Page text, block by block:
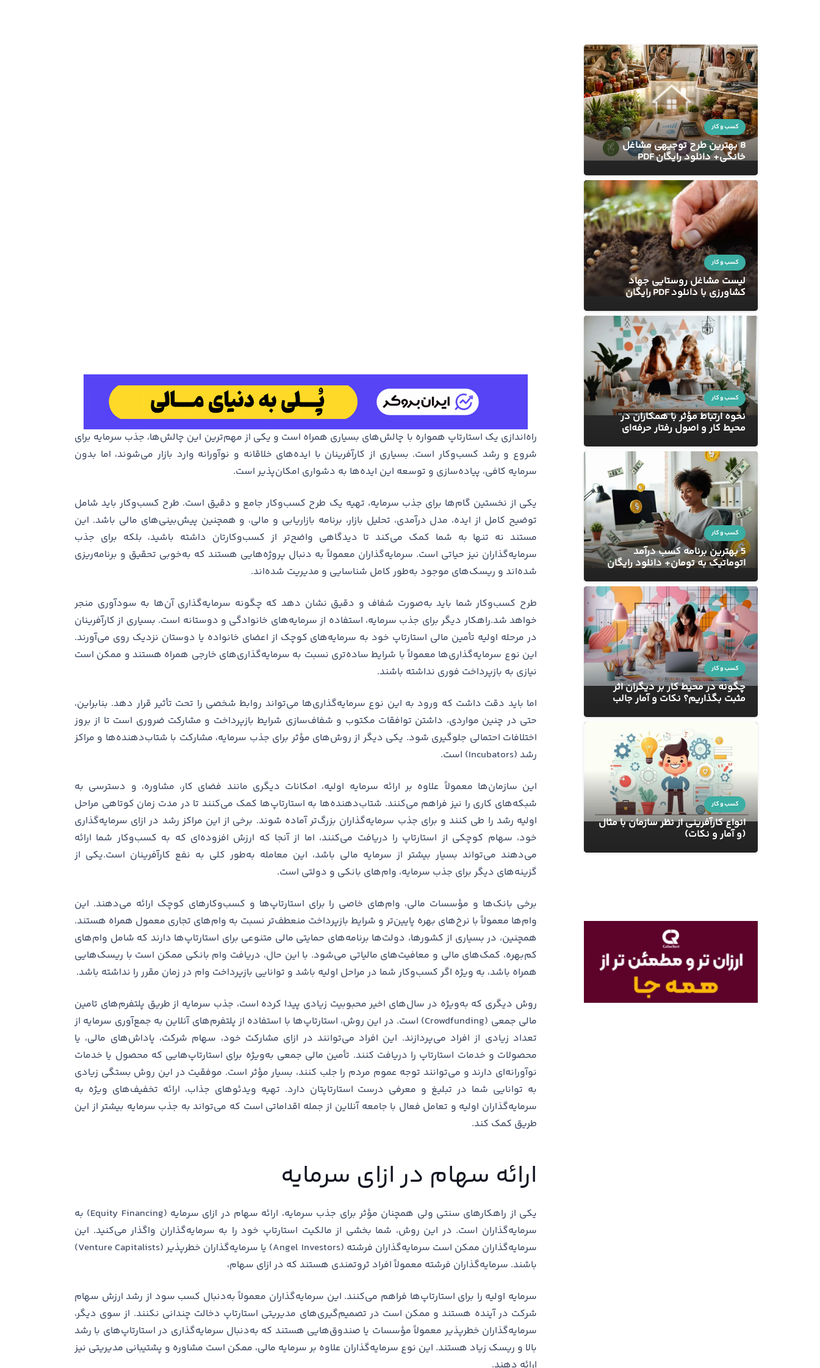
راه‌اندازی یک استارتاپ همواره با چالش‌های بسیاری همراه است و یکی از مهم‌ترین این چالش‌ها، جذب سرمایه برای
شروع و رشد کسب‌وکار است. بسیاری از کارآفرینان با ایده‌های خلاقانه و نوآورانه وارد بازار می‌شوند، اما بدون
سرمایه کافی، پیاده‌سازی و توسعه این ایده‌ها به دشواری امکان‌پذیر است.
یکی از نخستین گام‌ها برای جذب سرمایه، تهیه یک طرح کسب‌وکار جامع و دقیق است. طرح کسب‌وکار باید شامل
توضیح کامل از ایده، مدل درآمدی، تحلیل بازار، برنامه بازاریابی و مالی، و همچنین پیش‌بینی‌های مالی باشد. این
مستند نه تنها به شما کمک می‌کند تا دیدگاهی واضح‌تر از کسب‌وکارتان داشته باشید، بلکه برای جذب
سرمایه‌گذاران نیز حیاتی است. سرمایه‌گذاران معمولاً به دنبال پروژه‌هایی هستند که به‌خوبی تحقیق و برنامه‌ریزی
شده‌اند و ریسک‌های موجود به‌طور کامل شناسایی و مدیریت شده‌اند.
طرح کسب‌وکار شما باید به‌صورت شفاف و دقیق نشان دهد که چگونه سرمایه‌گذاری آن‌ها به سودآوری منجر
خواهد شد.راهکار دیگر برای جذب سرمایه، استفاده از سرمایه‌های خانوادگی و دوستانه است. بسیاری از کارآفرینان
در مرحله اولیه تأمین مالی استارتاپ خود به سرمایه‌های کوچک از اعضای خانواده یا دوستان نزدیک روی می‌آورند.
این نوع سرمایه‌گذاری‌ها معمولاً با شرایط ساده‌تری نسبت به سرمایه‌گذاری‌های خارجی همراه هستند و ممکن است
نیازی به بازپرداخت فوری نداشته باشند.
اما باید دقت داشت که ورود به این نوع سرمایه‌گذاری‌ها می‌تواند روابط شخصی را تحت تأثیر قرار دهد. بنابراین،
حتی در چنین مواردی، داشتن توافقات مکتوب و شفاف‌سازی شرایط بازپرداخت و مشارکت ضروری است تا از بروز
اختلافات احتمالی جلوگیری شود. یکی دیگر از روش‌های مؤثر برای جذب سرمایه، مشارکت با شتاب‌دهنده‌ها و مراکز
رشد (Incubators) است.
این سازمان‌ها معمولاً علاوه بر ارائه سرمایه اولیه، امکانات دیگری مانند فضای کار، مشاوره، و دسترسی به
شبکه‌های کاری را نیز فراهم می‌کنند. شتاب‌دهنده‌ها به استارتاپ‌ها کمک می‌کنند تا در مدت زمان کوتاهی مراحل
اولیه رشد را طی کنند و برای جذب سرمایه‌گذاران بزرگ‌تر آماده شوند. برخی از این مراکز رشد در ازای سرمایه‌گذاری
خود، سهام کوچکی از استارتاپ را دریافت می‌کنند، اما از آنجا که ارزش افزوده‌ای که به کسب‌وکار شما ارائه
می‌دهند می‌تواند بسیار بیشتر از سرمایه مالی باشد، این معامله به‌طور کلی به نفع کارآفرینان است.یکی از
گزینه‌های دیگر برای جذب سرمایه، وام‌های بانکی و دولتی است.
برخی بانک‌ها و مؤسسات مالی، وام‌های خاصی را برای استارتاپ‌ها و کسب‌وکارهای کوچک ارائه می‌دهند. این
وام‌ها معمولاً با نرخ‌های بهره پایین‌تر و شرایط بازپرداخت منعطف‌تر نسبت به وام‌های تجاری معمول همراه هستند.
همچنین، در بسیاری از کشورها، دولت‌ها برنامه‌های حمایتی مالی متنوعی برای استارتاپ‌ها دارند که شامل وام‌های
کم‌بهره، کمک‌های مالی و معافیت‌های مالیاتی می‌شود. با این حال، دریافت وام بانکی ممکن است با ریسک‌هایی
همراه باشد، به ویژه اگر کسب‌وکار شما در مراحل اولیه باشد و توانایی بازپرداخت وام در زمان مقرر را نداشته باشد.
روش دیگری که به‌ویژه در سال‌های اخیر محبوبیت زیادی پیدا کرده است، جذب سرمایه از طریق پلتفرم‌های تامین
مالی جمعی (Crowdfunding) است. در این روش، استارتاپ‌ها با استفاده از پلتفرم‌های آنلاین به جمع‌آوری سرمایه از
تعداد زیادی از افراد می‌پردازند. این افراد می‌توانند در ازای مشارکت خود، سهام شرکت، پاداش‌های مالی، یا
محصولات و خدمات استارتاپ را دریافت کنند. تأمین مالی جمعی به‌ویژه برای استارتاپ‌هایی که محصول یا خدمات
نوآورانه‌ای دارند و می‌توانند توجه عموم مردم را جلب کنند، بسیار مؤثر است. موفقیت در این روش بستگی زیادی
به توانایی شما در تبلیغ و معرفی درست استارتاپتان دارد. تهیه ویدئوهای جذاب، ارائه تخفیف‌های ویژه به
سرمایه‌گذاران اولیه و تعامل فعال با جامعه آنلاین از جمله اقداماتی است که می‌تواند به جذب سرمایه بیشتر از این
طریق کمک کند.
ارائه سهام در ازای سرمایه
یکی از راهکارهای سنتی ولی همچنان مؤثر برای جذب سرمایه، ارائه سهام در ازای سرمایه (Equity Financing) به
سرمایه‌گذاران است. در این روش، شما بخشی از مالکیت استارتاپ خود را به سرمایه‌گذاران واگذار می‌کنید. این
سرمایه‌گذاران ممکن است سرمایه‌گذاران فرشته (Angel Investors) یا سرمایه‌گذاران خطرپذیر (Venture Capitalists)
باشند. سرمایه‌گذاران فرشته معمولاً افراد ثروتمندی هستند که در ازای سهام،
سرمایه اولیه را برای استارتاپ‌ها فراهم می‌کنند. این سرمایه‌گذاران معمولاً به‌دنبال کسب سود از رشد ارزش سهام
شرکت در آینده هستند و ممکن است در تصمیم‌گیری‌های مدیریتی استارتاپ دخالت چندانی نکنند. از سوی دیگر،
سرمایه‌گذاران خطرپذیر معمولاً مؤسسات یا صندوق‌هایی هستند که به‌دنبال سرمایه‌گذاری در استارتاپ‌های با رشد
بالا و ریسک زیاد هستند. این نوع سرمایه‌گذاران علاوه بر سرمایه مالی، ممکن است مشاوره و پشتیبانی مدیریتی نیز
کسب و کار
8 بهترین طرح توجیهی مشاغل
خانگی+ دانلود رایگان PDF
کسب و کار
لیست مشاغل روستایی جهاد
کشاورزی با دانلود PDF رایگان
کسب و کار
نحوه ارتباط مؤثر با همکاران در
محیط کار و اصول رفتار حرفه‌ای
کسب و کار
5 بهترین برنامه کسب درآمد
اتوماتیک به تومان+ دانلود رایگان
کسب و کار
چگونه در محیط کار بر دیگران اثر
مثبت بگذاریم؟ نکات و آمار جالب
کسب و کار
انواع کارآفرینی از نظر سازمان با مثال
(و آمار و نکات)